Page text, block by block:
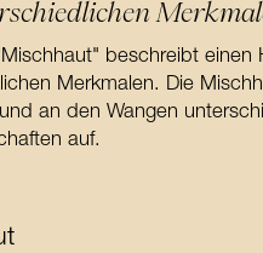
beschreibt einen
Merkmalen. Die
an den Wangen
auf.